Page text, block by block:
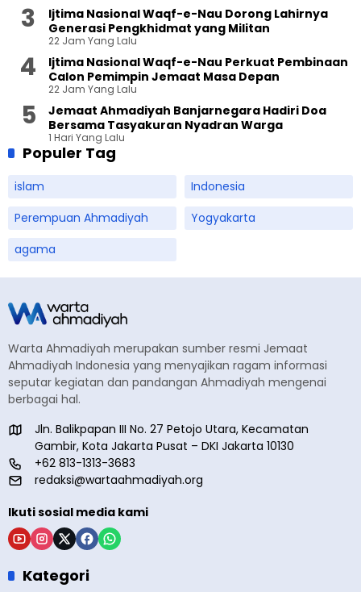
Ijtima Nasional Waqf-e-Nau Dorong Lahirnya
Generasi Pengkhidmat yang Militan
22 Jam Yang Lalu
Ijtima Nasional Waqf-e-Nau Perkuat Pembinaan
Calon Pemimpin Jemaat Masa Depan
22 Jam Yang Lalu
Jemaat Ahmadiyah Banjarnegara Hadiri Doa
Bersama Tasyakuran Nyadran Warga
1 Hari Yang Lalu
Populer Tag
islam
Indonesia
Perempuan Ahmadiyah
Yogyakarta
agama
Warta Ahmadiyah merupakan sumber resmi Jemaat
Ahmadiyah Indonesia yang menyajikan ragam informasi
seputar kegiatan dan pandangan Ahmadiyah mengenai
berbagai hal.
Jln. Balikpapan III No. 27 Petojo Utara, Kecamatan
Gambir, Kota Jakarta Pusat – DKI Jakarta 10130
+62 813-1313-3683
redaksi@wartaahmadiyah.org
Ikuti sosial media kami
Kategori